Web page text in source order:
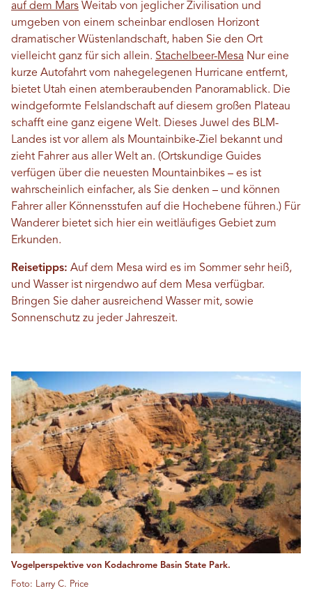
auf dem Mars Weitab von jeglicher Zivilisation und
umgeben von einem scheinbar endlosen Horizont
dramatischer Wüstenlandschaft, haben Sie den Ort
vielleicht ganz für sich allein. Stachelbeer-Mesa Nur eine
kurze Autofahrt vom nahegelegenen Hurricane entfernt,
bietet Utah einen atemberaubenden Panoramablick. Die
windgeformte Felslandschaft auf diesem großen Plateau
schafft eine ganz eigene Welt. Dieses Juwel des BLM-
Landes ist vor allem als Mountainbike-Ziel bekannt und
zieht Fahrer aus aller Welt an. (Ortskundige Guides
verfügen über die neuesten Mountainbikes – es ist
wahrscheinlich einfacher, als Sie denken – und können
Fahrer aller Könnensstufen auf die Hochebene führen.) Für
Wanderer bietet sich hier ein weitläufiges Gebiet zum
Erkunden.
Reisetipps: Auf dem Mesa wird es im Sommer sehr heiß,
und Wasser ist nirgendwo auf dem Mesa verfügbar.
Bringen Sie daher ausreichend Wasser mit, sowie
Sonnenschutz zu jeder Jahreszeit.
Vogelperspektive von Kodachrome Basin State Park.
Foto: Larry C. Price